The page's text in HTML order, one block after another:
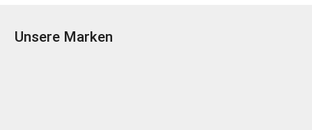
Unsere Marken